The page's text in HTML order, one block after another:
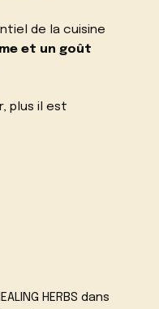
de la cuisine
et un goût
plus il est
HERBS dans